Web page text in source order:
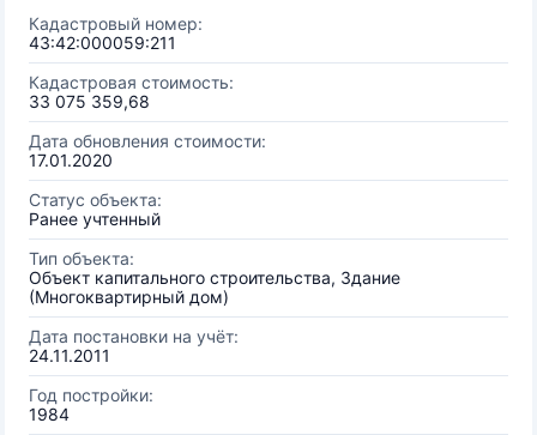
Кадастровый номер:
43:42:000059:211
Кадастровая стоимость:
33 075 359,68
Дата обновления стоимости:
17.01.2020
Статус объекта:
Ранее учтенный
Тип объекта:
Объект капитального строительства, Здание
(Многоквартирный дом)
Дата постановки на учёт:
24.11.2011
Год постройки:
1984